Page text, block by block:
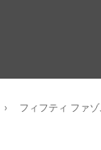
フィフティ ファ